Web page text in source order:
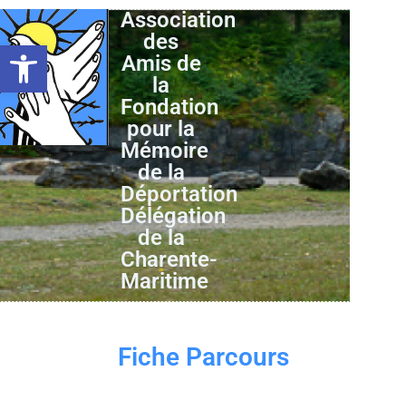
Ouvrir la barre d’outils
Association
des
Amis de
la
Fondation
pour la
Mémoire
de la
Déportation
Délégation
de la
Charente-
Maritime
Fiche Parcours